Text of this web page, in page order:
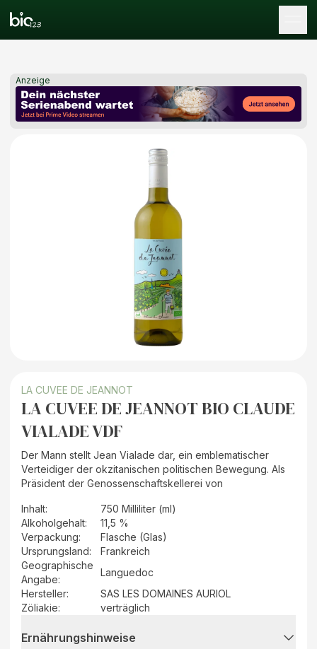
Anzeige
LA CUVEE DE JEANNOT
LA CUVEE DE JEANNOT BIO CLAUDE
VIALADE VDF
Der Mann stellt Jean Vialade dar, ein emblematischer
Verteidiger der okzitanischen politischen Bewegung. Als
Präsident der Genossenschaftskellerei von
Inhalt:
750 Milliliter (ml)
Alkoholgehalt:
11,5 %
Verpackung:
Flasche (Glas)
Ursprungsland:
Frankreich
Geographische
Angabe:
Languedoc
Hersteller:
SAS LES DOMAINES AURIOL
Zöliakie:
verträglich
Ernährungshinweise